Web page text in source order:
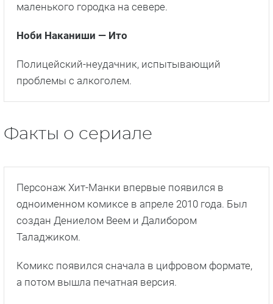
маленького городка на севере.
Ноби Наканиши — Ито
Полицейский-неудачник, испытывающий
проблемы с алкоголем.
Факты о сериале
Персонаж Хит-Манки впервые появился в
одноименном комиксе в апреле 2010 года. Был
создан Дениелом Веем и Далибором
Таладжиком.
Комикс появился сначала в цифровом формате,
а потом вышла печатная версия.